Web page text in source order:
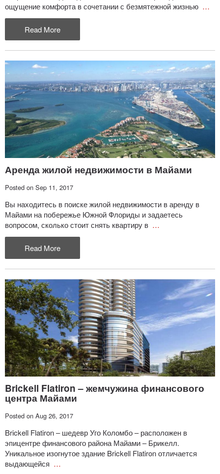
ощущение комфорта в сочетании с безмятежной жизнью …
Read More
Аренда жилой недвижимости в Майами
Posted on Sep 11, 2017
Вы находитесь в поиске жилой недвижимости в аренду в
Майами на побережье Южной Флориды и задаетесь
вопросом, сколько стоит снять квартиру в …
Read More
Brickell Flatiron – жемчужина финансового
центра Майами
Posted on Aug 26, 2017
Brickell Flatiron – шедевр Уго Коломбо – расположен в
эпицентре финансового района Майами – Брикелл.
Уникальное изогнутое здание Brickell Flatiron отличается
выдающейся …